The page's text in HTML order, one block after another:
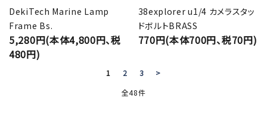
DekiTech Marine Lamp
Frame Bs.
5,280円(本体4,800円、税
480円)
38explorer u1/4 カメラスタッ
ドボルトBRASS
770円(本体700円、税70円)
1 2 3
>
全48件